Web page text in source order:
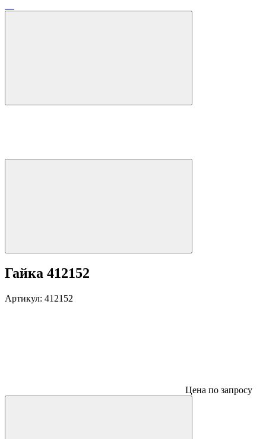
Гайка 412152
Артикул: 412152
Цена по запросу